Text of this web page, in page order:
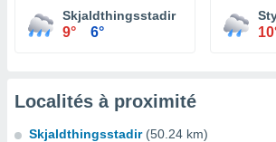
Skjaldthingsstadir
9° 6°
Localités à proximité
Skjaldthingsstadir (50.24 km)